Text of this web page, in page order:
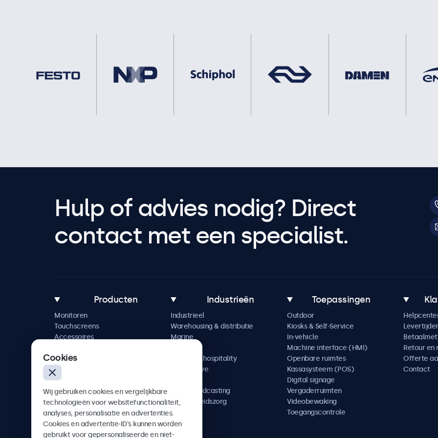
Hulp of advies nodig? Direct
contact met een specialist.
Producten
Monitoren
Touchscreens
Accessoires
Industrieën
Industrieel
Warehousing & distributie
Marine
Horeca & hospitality
Automotive
AV & Broadcasting
Gezondheidszorg
Toepassingen
Outdoor
Kiosks & Self-Service
In-vehicle
Machine interface (HMI)
Openbare ruimtes
Kassasysteem (POS)
Digital signage
Vergaderruimten
Videobewaking
Toegangscontrole
Retour en
Offerte
Contact
Cookies
Wij gebruiken cookies en vergelijkbare
technologieën voor websitefunctionaliteit,
analyses, personalisatie en advertenties.
Cookies en advertentie-ID’s kunnen worden
gebruikt voor gepersonaliseerde en niet-